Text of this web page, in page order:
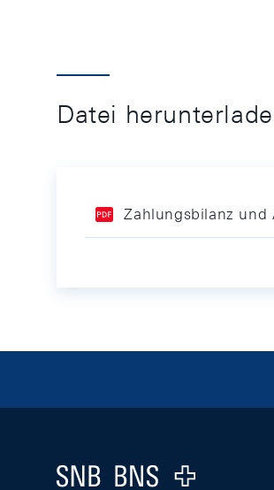
Datei
Zahlungsbilanz und
Logo